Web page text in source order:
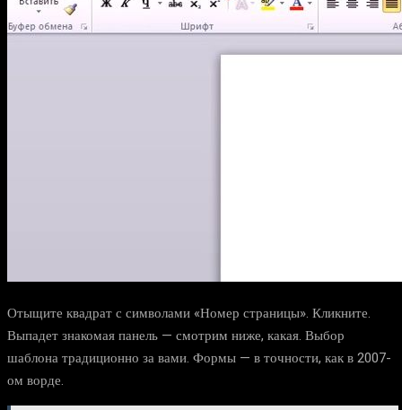
Отыщите квадрат с символами «Номер страницы». Кликните.
Выпадет знакомая панель — смотрим ниже, какая. Выбор
шаблона традиционно за вами. Формы — в точности, как в 2007-
ом ворде.